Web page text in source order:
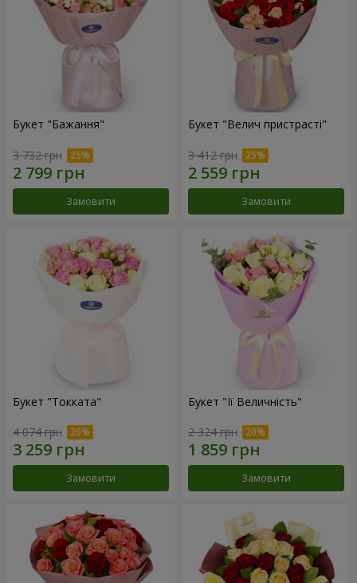
Букет "Бажання"
3 732 грн
Замовити
Букет "Велич пристрасті"
3 412 грн
Замовити
Букет "Токката"
4 074 грн
Замовити
Букет "Її Величність"
2 324 грн
Замовити